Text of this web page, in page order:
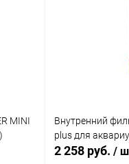
MINI
Внутренний
plus для
2 258 руб. /